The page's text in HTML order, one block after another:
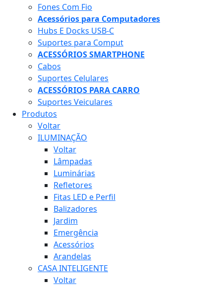
Fones Com Fio
Acessórios para Computadores
Hubs E Docks USB-C
Suportes para Comput
ACESSÓRIOS SMARTPHONE
Cabos
Suportes Celulares
ACESSÓRIOS PARA CARRO
Suportes Veiculares
Produtos
Voltar
ILUMINAÇÃO
Voltar
Lâmpadas
Luminárias
Refletores
Fitas LED e Perfil
Balizadores
Jardim
Emergência
Acessórios
Arandelas
CASA INTELIGENTE
Voltar